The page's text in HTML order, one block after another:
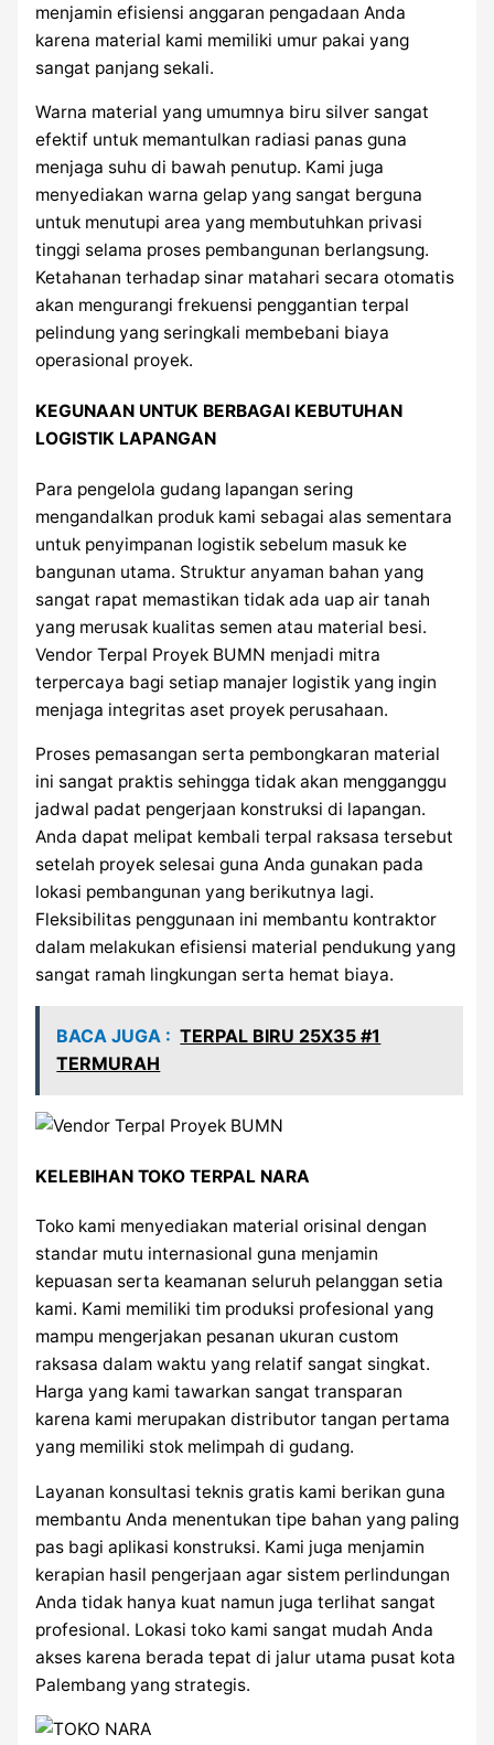
menjamin efisiensi anggaran pengadaan Anda
karena material kami memiliki umur pakai yang
sangat panjang sekali.
Warna material yang umumnya biru silver sangat
efektif untuk memantulkan radiasi panas guna
menjaga suhu di bawah penutup. Kami juga
menyediakan warna gelap yang sangat berguna
untuk menutupi area yang membutuhkan privasi
tinggi selama proses pembangunan berlangsung.
Ketahanan terhadap sinar matahari secara otomatis
akan mengurangi frekuensi penggantian terpal
pelindung yang seringkali membebani biaya
operasional proyek.
KEGUNAAN UNTUK BERBAGAI KEBUTUHAN
LOGISTIK LAPANGAN
Para pengelola gudang lapangan sering
mengandalkan produk kami sebagai alas sementara
untuk penyimpanan logistik sebelum masuk ke
bangunan utama. Struktur anyaman bahan yang
sangat rapat memastikan tidak ada uap air tanah
yang merusak kualitas semen atau material besi.
Vendor Terpal Proyek BUMN menjadi mitra
terpercaya bagi setiap manajer logistik yang ingin
menjaga integritas aset proyek perusahaan.
Proses pemasangan serta pembongkaran material
ini sangat praktis sehingga tidak akan mengganggu
jadwal padat pengerjaan konstruksi di lapangan.
Anda dapat melipat kembali terpal raksasa tersebut
setelah proyek selesai guna Anda gunakan pada
lokasi pembangunan yang berikutnya lagi.
Fleksibilitas penggunaan ini membantu kontraktor
dalam melakukan efisiensi material pendukung yang
sangat ramah lingkungan serta hemat biaya.
BACA JUGA : TERPAL BIRU 25X35 #1
TERMURAH
KELEBIHAN TOKO TERPAL NARA
Toko kami menyediakan material orisinal dengan
standar mutu internasional guna menjamin
kepuasan serta keamanan seluruh pelanggan setia
kami. Kami memiliki tim produksi profesional yang
mampu mengerjakan pesanan ukuran custom
raksasa dalam waktu yang relatif sangat singkat.
Harga yang kami tawarkan sangat transparan
karena kami merupakan distributor tangan pertama
yang memiliki stok melimpah di gudang.
Layanan konsultasi teknis gratis kami berikan guna
membantu Anda menentukan tipe bahan yang paling
pas bagi aplikasi konstruksi. Kami juga menjamin
kerapian hasil pengerjaan agar sistem perlindungan
Anda tidak hanya kuat namun juga terlihat sangat
profesional. Lokasi toko kami sangat mudah Anda
akses karena berada tepat di jalur utama pusat kota
Palembang yang strategis.